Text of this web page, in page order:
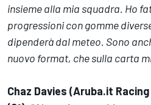
insieme alla mia squadra. Ho
progressioni con gomme
dipenderà dal meteo. Sono
nuovo format, che sulla carta
Chaz Davies (Aruba.it